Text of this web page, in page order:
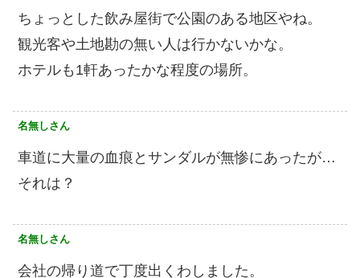
ちょっとした飲み屋街で公園のある地区やね。
観光客や土地勘の無い人は行かないかな。
ホテルも1軒あったかな程度の場所。
名無しさん
車道に大量の血痕とサンダルが無惨にあったが…
それは？
名無しさん
会社の帰り道で丁度出くわしました。